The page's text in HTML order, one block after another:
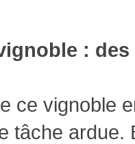
:
ce vignoble
tâche ardue.